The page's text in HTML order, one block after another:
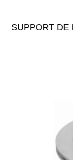
SUPPORT DE